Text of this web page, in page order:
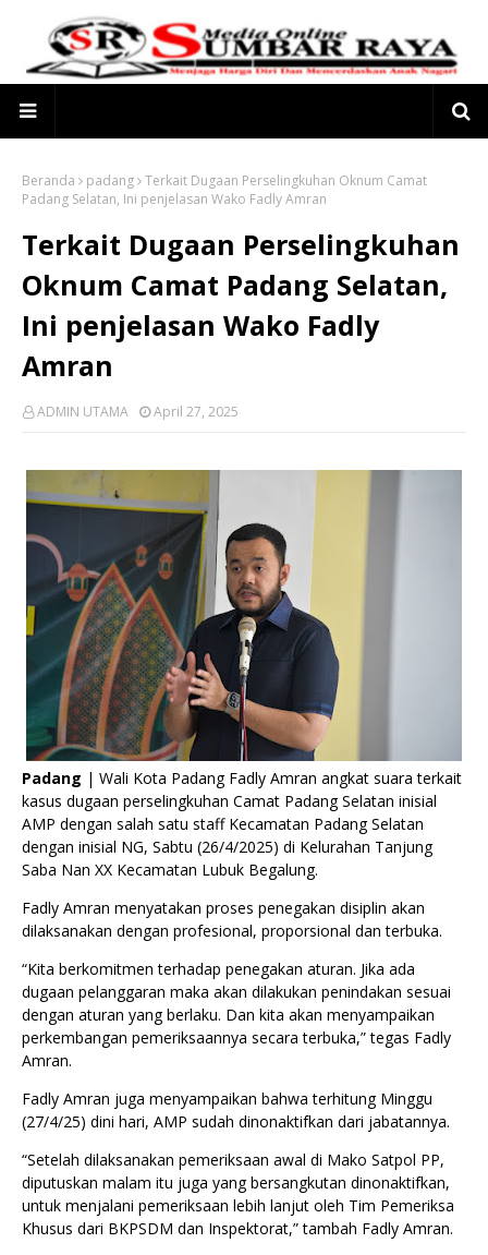
Beranda padang Terkait Dugaan Perselingkuhan Oknum Camat
Padang Selatan, Ini penjelasan Wako Fadly Amran
Terkait Dugaan Perselingkuhan
Oknum Camat Padang Selatan,
Ini penjelasan Wako Fadly
Amran
ADMIN UTAMA April 27, 2025
Padang | Wali Kota Padang Fadly Amran angkat suara terkait
kasus dugaan perselingkuhan Camat Padang Selatan inisial
AMP dengan salah satu staff Kecamatan Padang Selatan
dengan inisial NG, Sabtu (26/4/2025) di Kelurahan Tanjung
Saba Nan XX Kecamatan Lubuk Begalung.
Fadly Amran menyatakan proses penegakan disiplin akan
dilaksanakan dengan profesional, proporsional dan terbuka.
“Kita berkomitmen terhadap penegakan aturan. Jika ada
dugaan pelanggaran maka akan dilakukan penindakan sesuai
dengan aturan yang berlaku. Dan kita akan menyampaikan
perkembangan pemeriksaannya secara terbuka,” tegas Fadly
Amran.
Fadly Amran juga menyampaikan bahwa terhitung Minggu
(27/4/25) dini hari, AMP sudah dinonaktifkan dari jabatannya.
“Setelah dilaksanakan pemeriksaan awal di Mako Satpol PP,
diputuskan malam itu juga yang bersangkutan dinonaktifkan,
untuk menjalani pemeriksaan lebih lanjut oleh Tim Pemeriksa
Khusus dari BKPSDM dan Inspektorat,” tambah Fadly Amran.